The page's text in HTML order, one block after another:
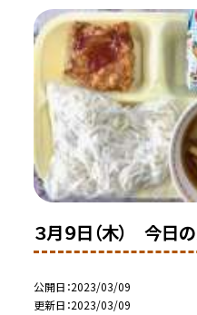
３月９日（木） 今日
公開日 2023/03/09
更新日 2023/03/09